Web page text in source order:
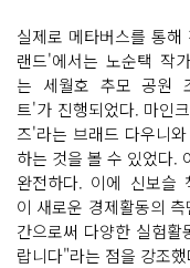
실제로 메타버스를 통
랜드'에서는 노순택 작
는 세월호 추모 공원
트'가 진행되었다. 마인
즈'라는 브래드 다우니
하는 것을 볼 수 있었다.
완전하다. 이에 신보슬
이 새로운 경제활동의
간으로써 다양한 실험
랍니다"라는 점을 강조했